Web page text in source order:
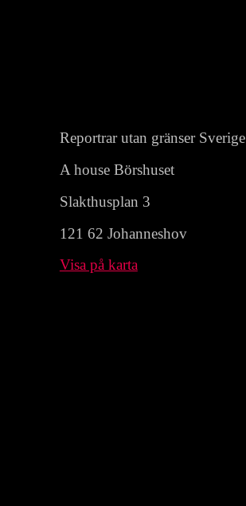
Reportrar utan gränser Sverige
A house Börshuset
Slakthusplan 3
121 62 Johanneshov
Visa på karta